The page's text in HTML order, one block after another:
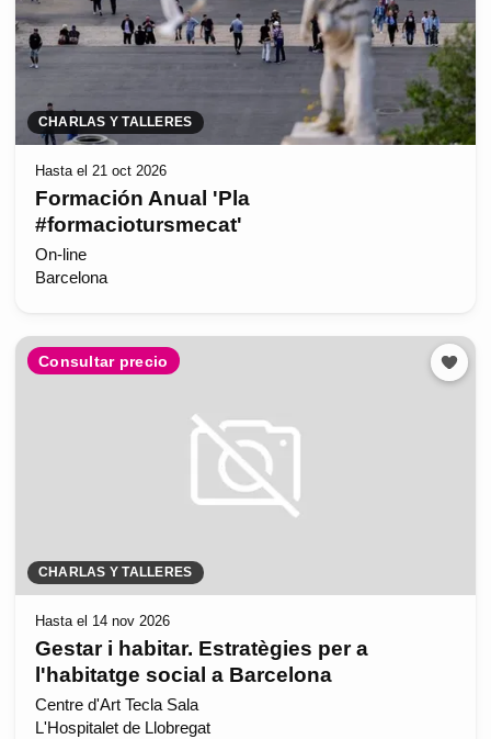
CHARLAS Y TALLERES
Hasta el 21 oct 2026
Formación Anual 'Pla
#formaciotursmecat'
On-line
Barcelona
Consultar precio
CHARLAS Y TALLERES
Hasta el 14 nov 2026
Gestar i habitar. Estratègies per a
l'habitatge social a Barcelona
Centre d'Art Tecla Sala
L'Hospitalet de Llobregat